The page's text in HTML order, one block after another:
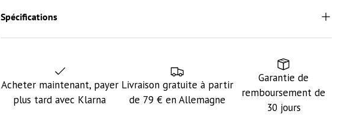
Spécifications
Acheter maintenant, payer
plus tard avec Klarna
Livraison gratuite à partir
de 79 € en Allemagne
Garantie de
remboursement de
30 jours